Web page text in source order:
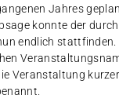
Jahres
konnte der
endlich
Veranstaltung